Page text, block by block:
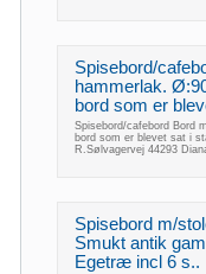
Spisebord/
hammerlak.
bord som er
Spisebord/cafebord Bord
bord som er blevet sat i
R.Sølvagervej 44293
Spisebord m/
Smukt antik
Egetræ incl 6 s..